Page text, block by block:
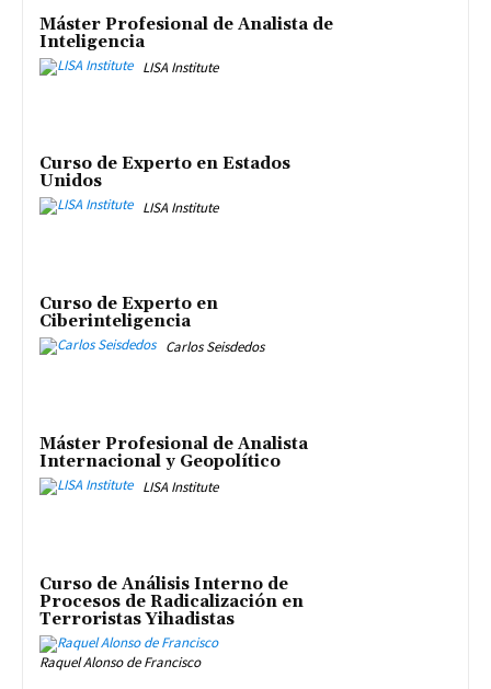
Máster Profesional de Analista de
Inteligencia
LISA Institute
Curso de Experto en Estados
Unidos
LISA Institute
Curso de Experto en
Ciberinteligencia
Carlos Seisdedos
Máster Profesional de Analista
Internacional y Geopolítico
LISA Institute
Curso de Análisis Interno de
Procesos de Radicalización en
Terroristas Yihadistas
Raquel Alonso de Francisco